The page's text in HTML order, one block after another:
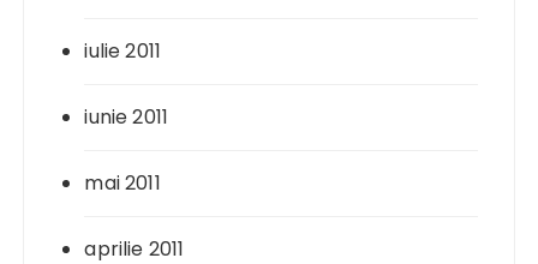
iulie 2011
iunie 2011
mai 2011
aprilie 2011